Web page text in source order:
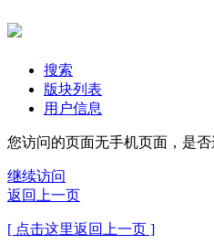
搜索
版块列表
用户信息
您访问的页面无手机页面，是
继续访问
返回上一页
[ 点击这里返回上一页 ]